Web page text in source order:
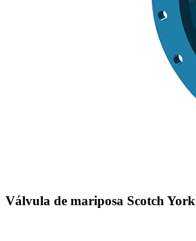
Válvula de mariposa Scotch York